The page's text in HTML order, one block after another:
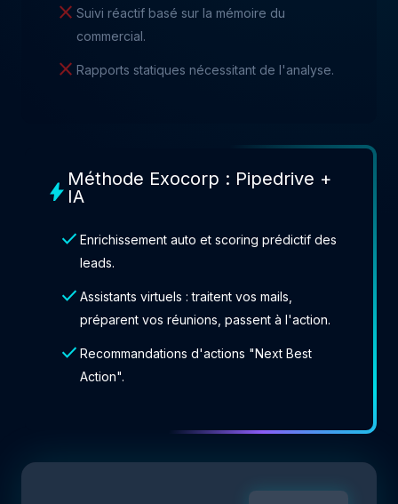
close Suivi réactif basé sur la mémoire du
commercial.
close Rapports statiques nécessitant de l'analyse.
bolt
Méthode Exocorp : Pipedrive +
IA
check Enrichissement auto et scoring prédictif des
leads.
check Assistants virtuels : traitent vos mails,
préparent vos réunions, passent à l'action.
check Recommandations d'actions "Next Best
Action".